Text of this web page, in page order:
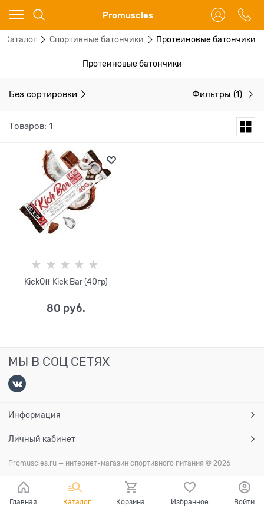
Promuscles
Каталог Спортивные батончики Протеиновые батончики
Протеиновые батончики
Без сортировки Фильтры (1)
Товаров: 1
KickOff Kick Bar (40гр)
80 руб.
МЫ В СОЦ СЕТЯХ
Информация
Личный кабинет
Promuscles.ru — интернет-магазин спортивного питания © 2026
Главная Каталог Корзина Избранное Войти
Ваш город - Москва,
угадали?
ДА НЕТ